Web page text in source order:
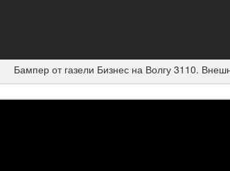
Бампер от газели Бизнес на Волгу 3110.